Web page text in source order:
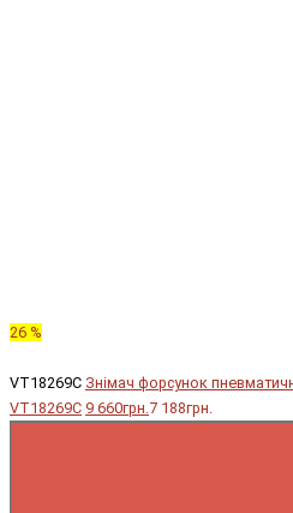
26 %
VT18269C Знімач форсунок
VT18269C 9 660грн. 7 188грн.